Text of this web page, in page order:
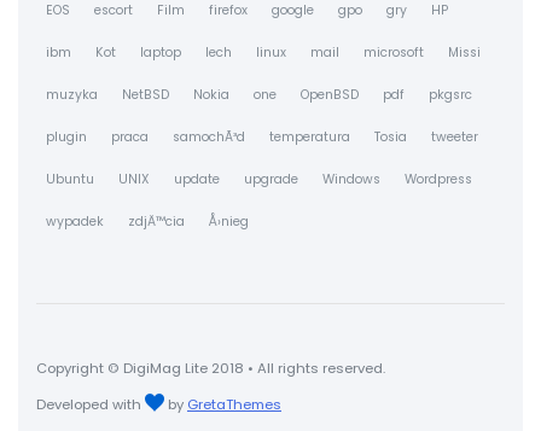
EOS escort Film firefox google gpo gry HP
ibm Kot laptop lech linux mail microsoft Missi
muzyka NetBSD Nokia one OpenBSD pdf pkgsrc
plugin praca samochÃ³d temperatura Tosia tweeter
Ubuntu UNIX update upgrade Windows Wordpress
wypadek zdjÄ™cia Å›nieg
Copyright © DigiMag Lite 2018 • All rights reserved.
Developed with
by GretaThemes